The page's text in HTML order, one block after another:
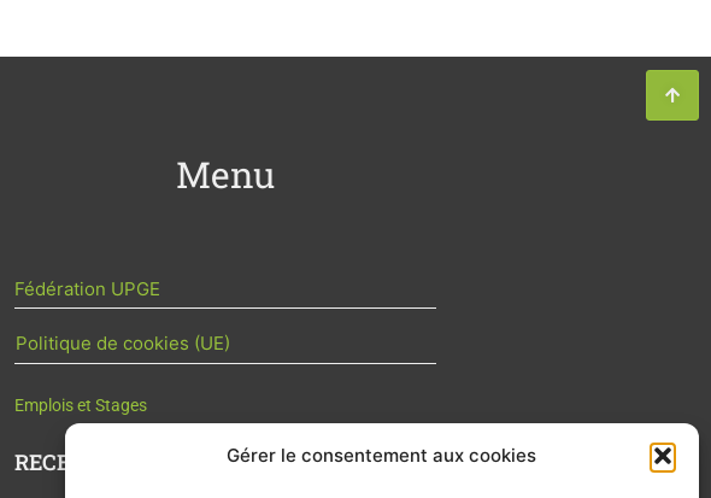
Gérer le consentement aux cookies
Menu
Fédération UPGE
Politique de cookies (UE)
Emplois et Stages
RECEVOIR L'ACTU DE LA FILIÈRE